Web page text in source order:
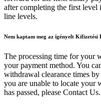
after completing the first
line levels.
Nem kaptam meg az ígényelt Kifizetési
The processing time for your
your payment method. You
withdrawal clearance times
you are unable to locate your
has passed, please Contact Us.